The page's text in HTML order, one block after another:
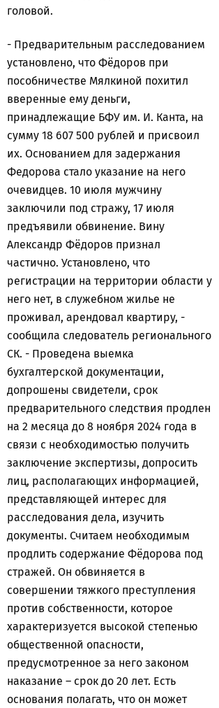
головой.
- Предварительным расследованием
установлено, что Фёдоров при
пособничестве Мялкиной похитил
вверенные ему деньги,
принадлежащие БФУ им. И. Канта, на
сумму 18 607 500 рублей и присвоил
их. Основанием для задержания
Федорова стало указание на него
очевидцев. 10 июля мужчину
заключили под стражу, 17 июля
предъявили обвинение. Вину
Александр Фёдоров признал
частично. Установлено, что
регистрации на территории области у
него нет, в служебном жилье не
проживал, арендовал квартиру, -
сообщила следователь регионального
СК. - Проведена выемка
бухгалтерской документации,
допрошены свидетели, срок
предварительного следствия продлен
на 2 месяца до 8 ноября 2024 года в
связи с необходимостью получить
заключение экспертизы, допросить
лиц, располагающих информацией,
представляющей интерес для
расследования дела, изучить
документы. Считаем необходимым
продлить содержание Фёдорова под
стражей. Он обвиняется в
совершении тяжкого преступления
против собственности, которое
характеризуется высокой степенью
общественной опасности,
предусмотренное за него законом
наказание – срок до 20 лет. Есть
основания полагать, что он может